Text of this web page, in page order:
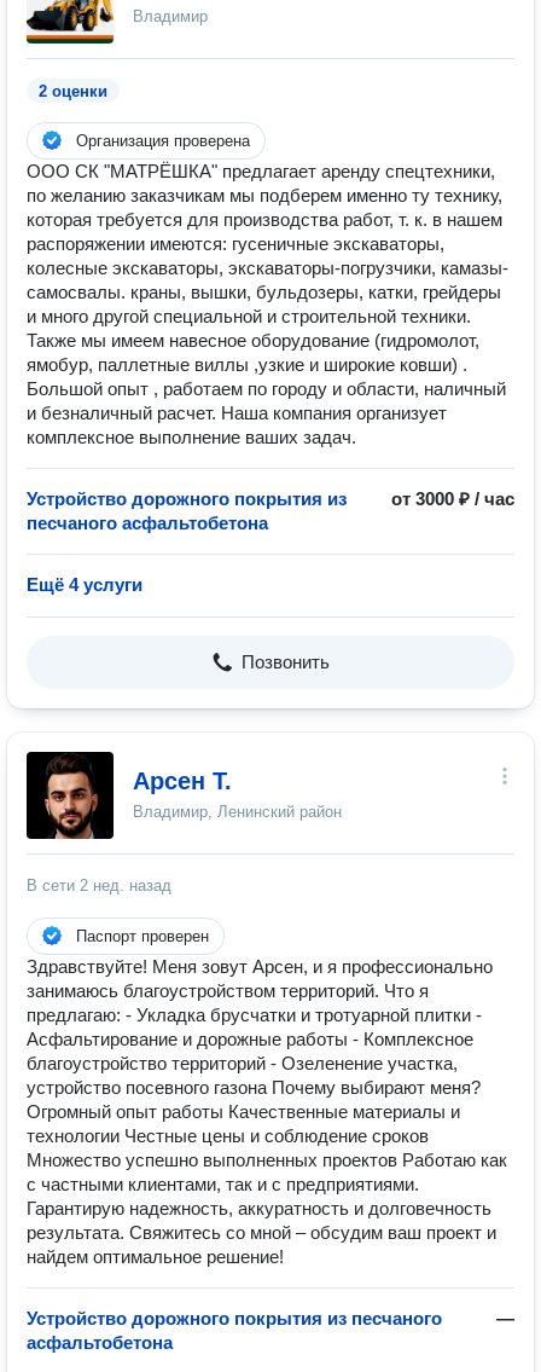
Владимир
2 оценки
Организация проверена
ООО СК "МАТРЁШКА" предлагает аренду спецтехники,
по желанию заказчикам мы подберем именно ту технику,
которая требуется для производства работ, т. к. в нашем
распоряжении имеются: гусеничные экскаваторы,
колесные экскаваторы, экскаваторы-погрузчики, камазы-
самосвалы. краны, вышки, бульдозеры, катки, грейдеры
и много другой специальной и строительной техники.
Также мы имеем навесное оборудование (гидромолот,
ямобур, паллетные виллы ,узкие и широкие ковши) .
Большой опыт , работаем по городу и области, наличный
и безналичный расчет. Наша компания организует
комплексное выполнение ваших задач.
Устройство дорожного покрытия из
песчаного асфальтобетона
от 3000 ₽ / час
Ещё 4 услуги
Позвонить
Арсен Т.
Владимир, Ленинский район
В сети 2 нед. назад
Паспорт проверен
Здравствуйте! Меня зовут Арсен, и я профессионально
занимаюсь благоустройством территорий. Что я
предлагаю: - Укладка брусчатки и тротуарной плитки -
Асфальтирование и дорожные работы - Комплексное
благоустройство территорий - Озеленение участка,
устройство посевного газона Почему выбирают меня?
Огромный опыт работы Качественные материалы и
технологии Честные цены и соблюдение сроков
Множество успешно выполненных проектов Работаю как
с частными клиентами, так и с предприятиями.
Гарантирую надежность, аккуратность и долговечность
результата. Свяжитесь со мной – обсудим ваш проект и
найдем оптимальное решение!
Устройство дорожного покрытия из песчаного
асфальтобетона
—